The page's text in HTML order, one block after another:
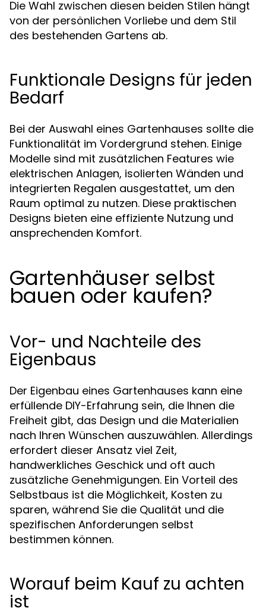
Die Wahl zwischen diesen beiden Stilen hängt
von der persönlichen Vorliebe und dem Stil
des bestehenden Gartens ab.
Funktionale Designs für jeden
Bedarf
Bei der Auswahl eines Gartenhauses sollte die
Funktionalität im Vordergrund stehen. Einige
Modelle sind mit zusätzlichen Features wie
elektrischen Anlagen, isolierten Wänden und
integrierten Regalen ausgestattet, um den
Raum optimal zu nutzen. Diese praktischen
Designs bieten eine effiziente Nutzung und
ansprechenden Komfort.
Gartenhäuser selbst
bauen oder kaufen?
Vor- und Nachteile des
Eigenbaus
Der Eigenbau eines Gartenhauses kann eine
erfüllende DIY-Erfahrung sein, die Ihnen die
Freiheit gibt, das Design und die Materialien
nach Ihren Wünschen auszuwählen. Allerdings
erfordert dieser Ansatz viel Zeit,
handwerkliches Geschick und oft auch
zusätzliche Genehmigungen. Ein Vorteil des
Selbstbaus ist die Möglichkeit, Kosten zu
sparen, während Sie die Qualität und die
spezifischen Anforderungen selbst
bestimmen können.
Worauf beim Kauf zu achten
ist